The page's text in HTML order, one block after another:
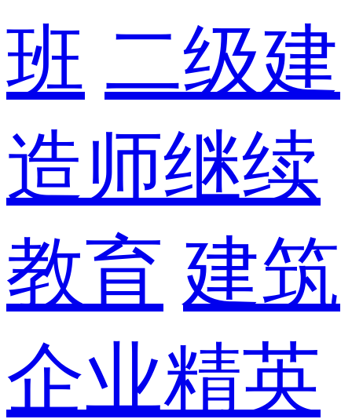
班 二级建
造师继续
教育 建筑
企业精英